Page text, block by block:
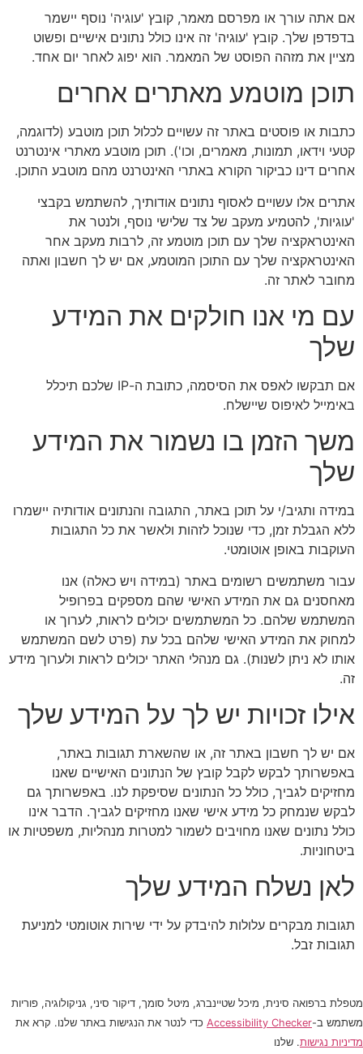
אם אתה עורך או מפרסם מאמר, קובץ 'עוגיה' נוסף יישמר
בדפדפן שלך. קובץ 'עוגיה' זה אינו כולל נתונים אישיים ופשוט
מציין את מזהה הפוסט של המאמר. הוא יפוג לאחר יום אחד.
תוכן מוטמע מאתרים אחרים
כתבות או פוסטים באתר זה עשויים לכלול תוכן מוטבע (לדוגמה,
קטעי וידאו, תמונות, מאמרים, וכו'). תוכן מוטבע מאתרי אינטרנט
אחרים דינו כביקור הקורא באתרי האינטרנט מהם מוטבע התוכן.
אתרים אלו עשויים לאסוף נתונים אודותיך, להשתמש בקבצי
'עוגיות', להטמיע מעקב של צד שלישי נוסף, ולנטר את
האינטראקציה שלך עם תוכן מוטמע זה, לרבות מעקב אחר
האינטראקציה שלך עם התוכן המוטמע, אם יש לך חשבון ואתה
מחובר לאתר זה.
עם מי אנו חולקים את המידע
שלך
אם תבקשו לאפס את הסיסמה, כתובת ה-IP שלכם תיכלל
באימייל לאיפוס שיישלח.
משך הזמן בו נשמור את המידע
שלך
במידה ותגיב/י על תוכן באתר, התגובה והנתונים אודותיה יישמרו
ללא הגבלת זמן, כדי שנוכל לזהות ולאשר את כל התגובות
העוקבות באופן אוטומטי.
עבור משתמשים רשומים באתר (במידה ויש כאלה) אנו
מאחסנים גם את המידע האישי שהם מספקים בפרופיל
המשתמש שלהם. כל המשתמשים יכולים לראות, לערוך או
למחוק את המידע האישי שלהם בכל עת (פרט לשם המשתמש
אותו לא ניתן לשנות). גם מנהלי האתר יכולים לראות ולערוך מידע
זה.
אילו זכויות יש לך על המידע שלך
אם יש לך חשבון באתר זה, או שהשארת תגובות באתר,
באפשרותך לבקש לקבל קובץ של הנתונים האישיים שאנו
מחזיקים לגביך, כולל כל הנתונים שסיפקת לנו. באפשרותך גם
לבקש שנמחק כל מידע אישי שאנו מחזיקים לגביך. הדבר אינו
כולל נתונים שאנו מחויבים לשמור למטרות מנהליות, משפטיות או
ביטחוניות.
לאן נשלח המידע שלך
תגובות מבקרים עלולות להיבדק על ידי שירות אוטומטי למניעת
תגובות זבל.
מטפלת ברפואה סינית, מיכל שטיינברג, מיטל סומך, דיקור סיני, גניקולוגיה, פוריות
משתמש ב-Accessibility Checker כדי לנטר את הנגישות באתר שלנו. קרא את
מדיניות נגישות. שלנו